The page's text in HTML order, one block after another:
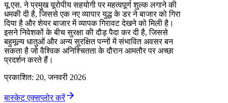
यू.एस. ने प्रमुख यूरोपीय सहयोगी पर महत्वपूर्ण शुल्क लगाने की
धमकी दी है, जिससे एक नए व्यापार युद्ध के डर ने बाजार को गिरा
दिया है और शेयर बाजार में व्यापक गिरावट देखने को मिली है।
इसने निवेशकों के बीच सुरक्षा की दौड़ पैदा कर दी है, जिससे
बहुमूल्य धातुओं और अन्य सुरक्षित पन्नों में संभावित अवसर बन
सकता है जो वैश्विक अनिश्चितता के दौरान आमतौर पर अच्छा
प्रदर्शन करते हैं।
प्रकाशित: 20, जनवरी 2026
बास्केट एक्सप्लोर करें